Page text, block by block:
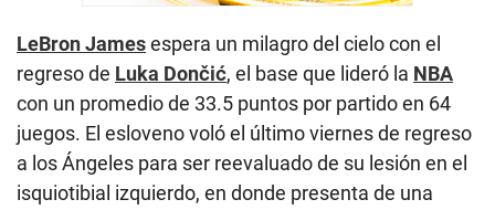
LeBron Jamesespera un milagro del cielo con el
regreso de Luka Dončić, el base que lideró la NBA
con un promedio de 33.5 puntos por partido en 64
juegos. El esloveno voló el último viernes de regreso
a los Ángeles para ser reevaluado de su lesión en el
isquiotibial izquierdo, en donde presenta de una